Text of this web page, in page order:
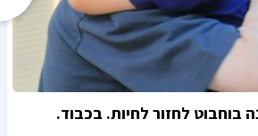
בוחבוט לחזור לחיות. בכבוד.